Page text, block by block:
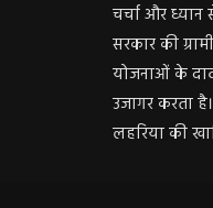
चर्चा और
सरकार की
योजनाओं के
उजागर करता
लहरिया की